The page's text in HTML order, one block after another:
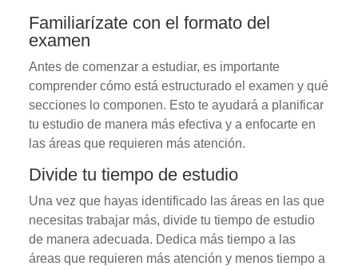
Familiarízate con el formato del
examen
Antes de comenzar a estudiar, es importante
comprender cómo está estructurado el examen y qué
secciones lo componen. Esto te ayudará a planificar
tu estudio de manera más efectiva y a enfocarte en
las áreas que requieren más atención.
Divide tu tiempo de estudio
Una vez que hayas identificado las áreas en las que
necesitas trabajar más, divide tu tiempo de estudio
de manera adecuada. Dedica más tiempo a las
áreas que requieren más atención y menos tiempo a